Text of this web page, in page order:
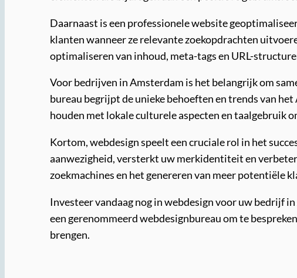
Daarnaast is een professionele website
klanten wanneer ze relevante zoekopdrachten
optimaliseren van inhoud, meta-tags en URL-
Voor bedrijven in Amsterdam is het belangrijk om
bureau begrijpt de unieke behoeften en trends van
houden met lokale culturele aspecten en taalgebruik
Kortom, webdesign speelt een cruciale rol in het
aanwezigheid, versterkt uw merkidentiteit en
zoekmachines en het genereren van meer potentiële
Investeer vandaag nog in webdesign voor uw bedrijf
een gerenommeerd webdesignbureau om te
brengen.